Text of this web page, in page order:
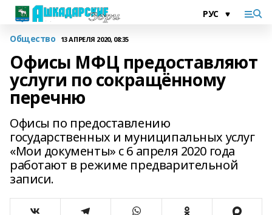
Общество 13 АПРЕЛЯ 2020, 08:35
Офисы МФЦ предоставляют
услуги по сокращённому
перечню
Офисы по предоставлению
государственных и муниципальных услуг
«Мои документы» с 6 апреля 2020 года
работают в режиме предварительной
записи.